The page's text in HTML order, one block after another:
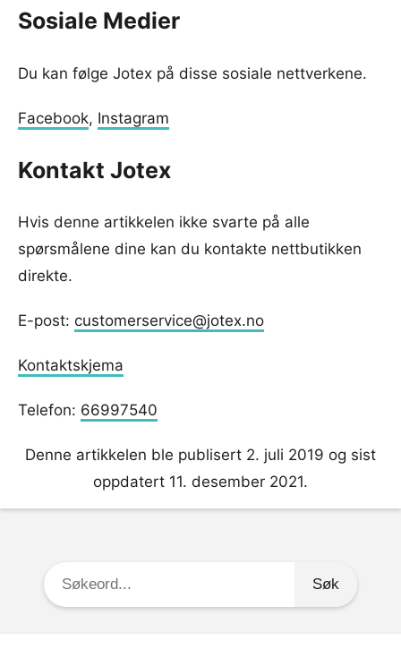
Sosiale Medier
Du kan følge Jotex på disse sosiale nettverkene.
Facebook, Instagram
Kontakt Jotex
Hvis denne artikkelen ikke svarte på alle
spørsmålene dine kan du kontakte nettbutikken
direkte.
E-post: customerservice@jotex.no
Kontaktskjema
Telefon: 66997540
Denne artikkelen ble publisert 2. juli 2019 og sist
oppdatert 11. desember 2021.
Søkeord: